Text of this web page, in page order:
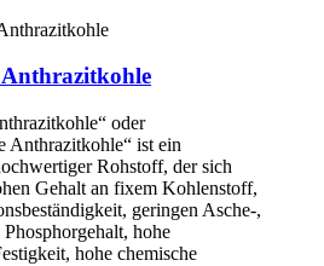
oder
Anthrazitkohle“ ist ein
Rohstoff, der sich
Gehalt an fixem Kohlenstoff,
geringen Asche-,
hohe
hohe chemische